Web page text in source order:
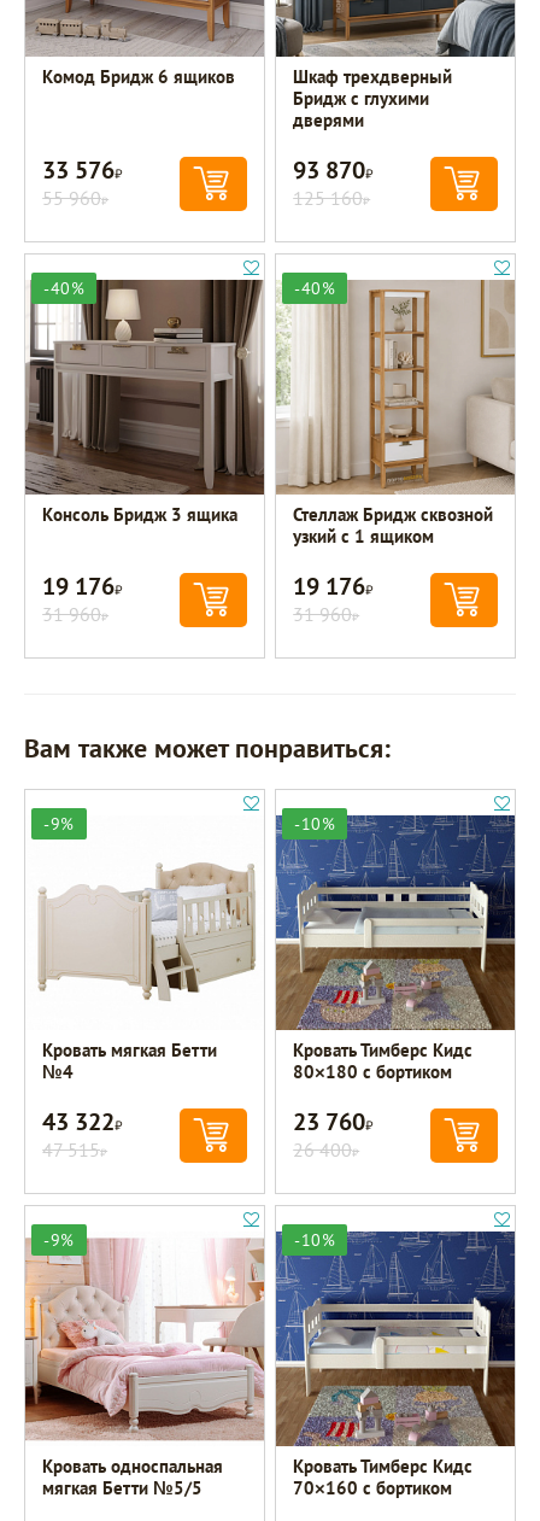
Комод Бридж 6 ящиков
33 576Р
55 960Р
Шкаф трехдверный
Бридж с глухими
дверями
93 870Р
125 160Р
-40%
Консоль Бридж 3 ящика
19 176Р
31 960Р
-40%
Стеллаж Бридж сквозной
узкий с 1 ящиком
19 176Р
31 960Р
Вам также может понравиться:
-9%
Кровать мягкая Бетти
№4
43 322Р
47 515Р
-10%
Кровать Тимберс Кидс
80×180 с бортиком
23 760Р
26 400Р
-9%
Кровать односпальная
мягкая Бетти №5/5
-10%
Кровать Тимберс Кидс
70×160 с бортиком